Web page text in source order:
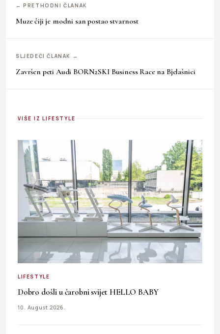
← PRETHODNI ČLANAK
Muze čiji je modni san postao stvarnost
SLJEDEĆI ČLANAK →
Završen peti Audi BORN2SKI Business Race na Bjelašnici
VIŠE IZ LIFESTYLE
LIFESTYLE
Dobro došli u čarobni svijet HELLO BABY
10. August 2026.